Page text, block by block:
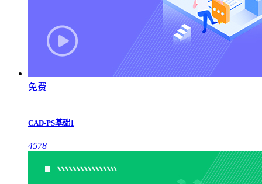
免费
CAD-PS基础1
4578